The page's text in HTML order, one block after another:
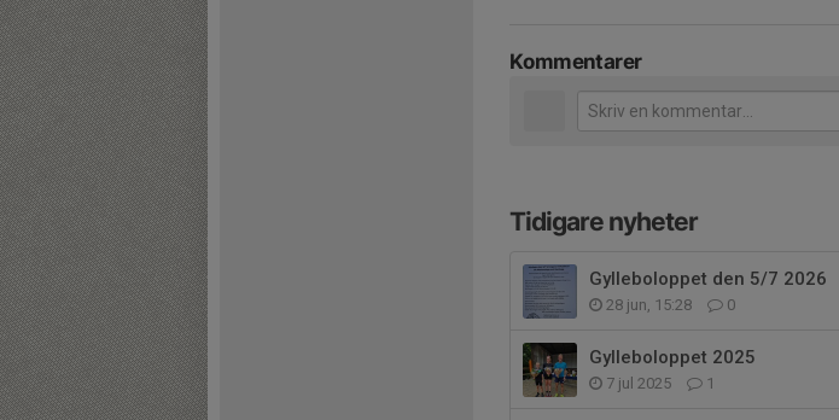
Kommentarer
Tidigare nyheter
Gylleboloppet den 5/7 2026
28 jun, 15:28 0
Gylleboloppet 2025
7 jul 2025 1